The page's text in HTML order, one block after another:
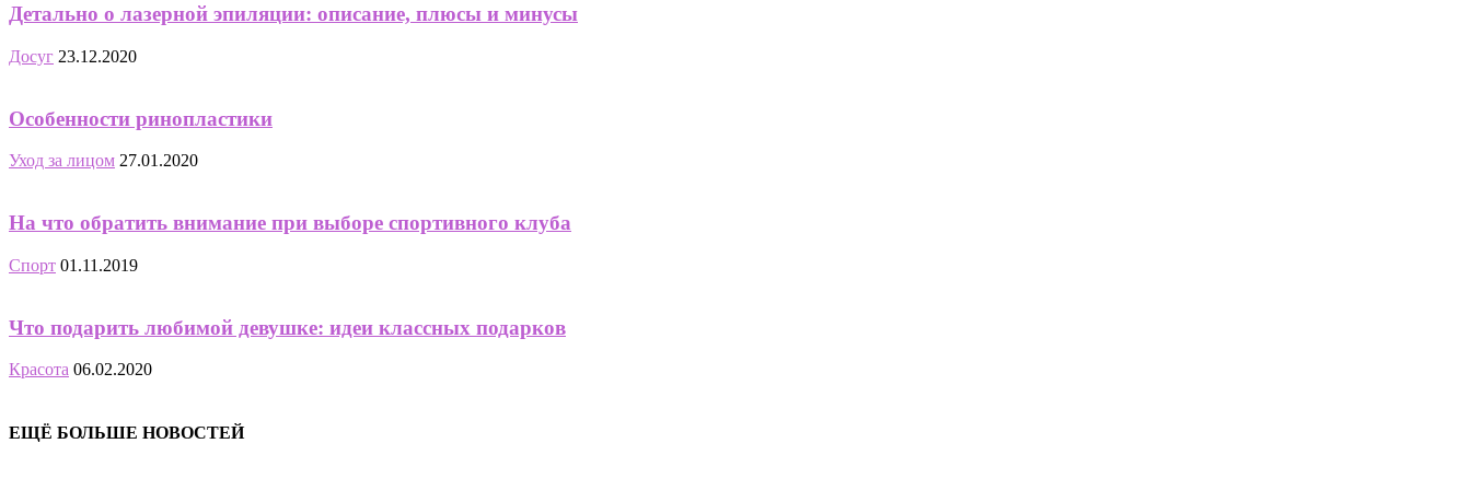
Детально о лазерной эпиляции: описание, плюсы и минусы
Досуг 23.12.2020
Особенности ринопластики
Уход за лицом 27.01.2020
На что обратить внимание при выборе спортивного клуба
Спорт 01.11.2019
Что подарить любимой девушке: идеи классных подарков
Красота 06.02.2020
ЕЩЁ БОЛЬШЕ НОВОСТЕЙ